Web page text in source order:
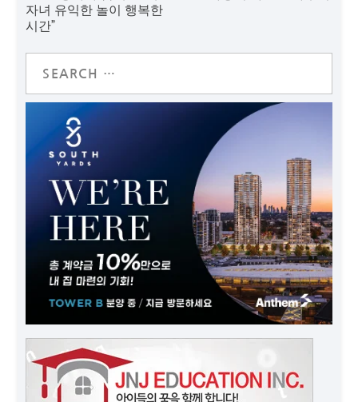
자녀 유익한 놀이 행복한
시간”